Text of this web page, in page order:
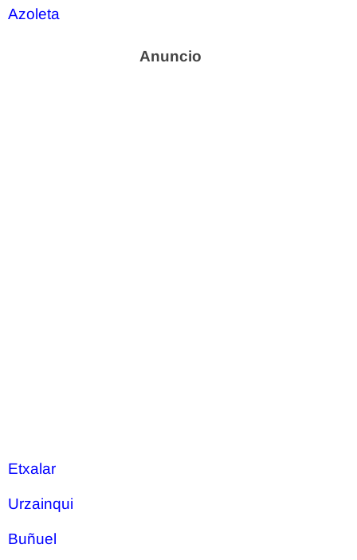
Azoleta
Etxalar
Urzainqui
Buñuel